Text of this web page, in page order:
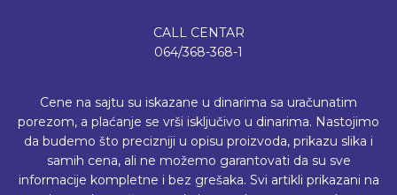
CALL CENTAR
064/368-368-1
Cene na sajtu su iskazane u dinarima sa uračunatim
porezom, a plaćanje se vrši isključivo u dinarima. Nastojimo
da budemo što precizniji u opisu proizvoda, prikazu slika i
samih cena, ali ne možemo garantovati da su sve
informacije kompletne i bez grešaka. Svi artikli prikazani na